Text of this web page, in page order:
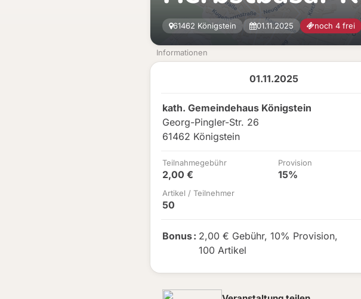
Informationen
01.11.2025
kath. Gemeindehaus Königstein
Georg-Pingler-Str. 26
61462 Königstein
Teilnahmegebühr
2,00 €
Provision
15%
Artikel / Teilnehmer
50
Bonus: 2,00 € Gebühr, 10% Provision,
100 Artikel
61462 Königstein 01.11.2025 noch 4 frei